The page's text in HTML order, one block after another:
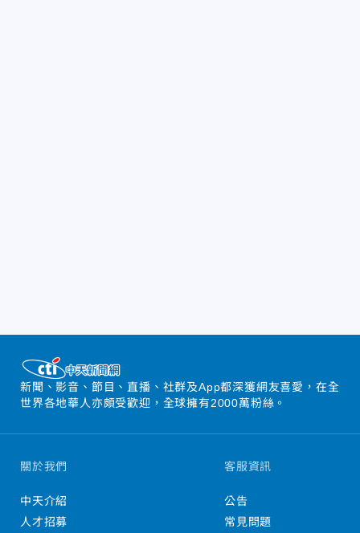
新聞、影音、節目、直播、社群及App都深獲網友喜愛，在全
世界各地華人亦頗受歡迎，全球擁有2000萬粉絲。
關於我們
中天介紹
人才招募
客服資訊
公告
常見問題